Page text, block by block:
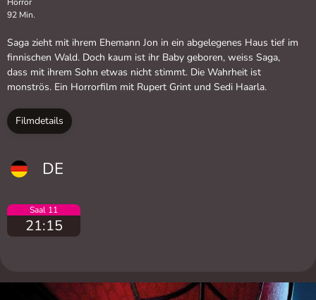
92 Min.
Saga zieht mit ihrem Ehemann Jon in ein abgelegenes Haus tief im
finnischen Wald. Doch kaum ist ihr Baby geboren, weiss Saga,
dass mit ihrem Sohn etwas nicht stimmt. Die Wahrheit ist
monströs. Ein Horrorfilm mit Rupert Grint und Sedi Haarla.
Filmdetails
DE
Saal 11
21:15